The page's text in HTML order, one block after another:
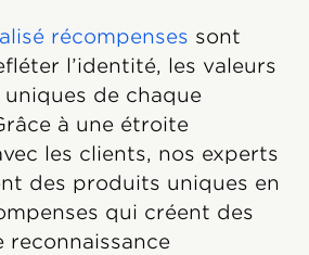
récompenses sont
l’identité, les valeurs
de chaque
à une étroite
les clients, nos experts
des produits uniques en
qui créent des
reconnaissance